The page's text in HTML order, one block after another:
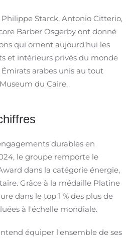
Starck, Antonio Citterio,
Barber Osgerby ont donné
qui ornent aujourd'hui les
et intérieurs privés du monde
arabes unis au tout
du Caire.
durables en
le groupe remporte le
dans la catégorie énergie,
Grâce à la médaille Platine
dans le top 1 % des plus de
à l'échelle mondiale.
équiper l'ensemble de ses